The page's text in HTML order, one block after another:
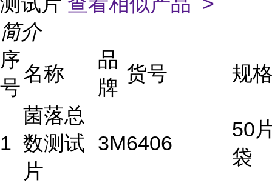
简介
序
号
名称
品
牌
货号 规
1
菌落总
数测试
片
3M6406
50
袋